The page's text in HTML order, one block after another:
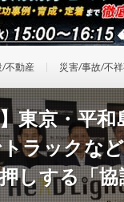
/不動産 災害/事故/不
東京・平
ラックな
しする「